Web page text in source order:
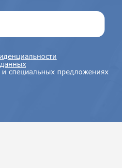
специальных предложениях